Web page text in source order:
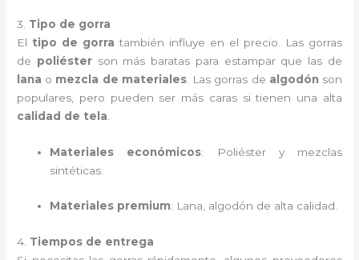
3. Tipo de gorra
El tipo de gorra también influye en el precio. Las gorras
de poliésterson más baratas para estampar que las de
lana o mezcla de materiales. Las gorras de algodón son
populares, pero pueden ser más caras si tienen una alta
calidad de tela
Materiales económicos: Poliéster y mezclas
sintéticas.
Materiales premium: Lana, algodón de alta calidad.
4. Tiempos de entrega